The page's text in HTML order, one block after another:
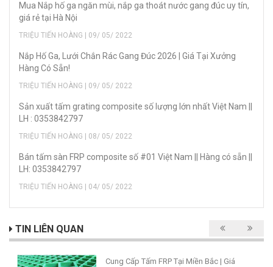
Mua Nắp hố ga ngăn mùi, nắp ga thoát nước gang đúc uy tín,
giá rẻ tại Hà Nội
TRIỆU TIẾN HOÀNG | 09/ 05/ 2022
Nắp Hố Ga, Lưới Chắn Rác Gang Đúc 2026 | Giá Tại Xưởng
Hàng Có Sẵn!
TRIỆU TIẾN HOÀNG | 09/ 05/ 2022
Sản xuất tấm grating composite số lượng lớn nhất Việt Nam ||
LH : 0353842797
TRIỆU TIẾN HOÀNG | 08/ 05/ 2022
Bán tấm sàn FRP composite số #01 Việt Nam || Hàng có sẵn ||
LH: 0353842797
TRIỆU TIẾN HOÀNG | 04/ 05/ 2022
TIN LIÊN QUAN
Cung Cấp Tấm FRP Tại Miền Bắc | Giá